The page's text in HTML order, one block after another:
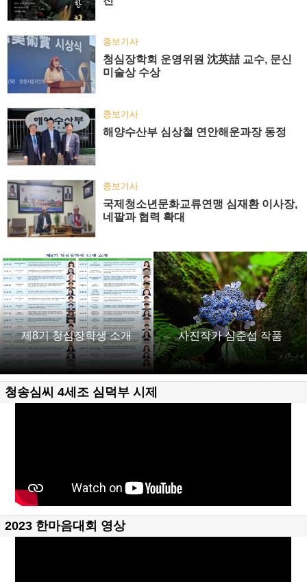
종보기사
청심장학회 운영위원 沈英喆 교수, 문신
미술상 수상
종보기사
해양수산부 심상철 연안해운과장 동정
종보기사
국제청소년문화교류연맹 심재환 이사장,
네팔과 협력 확대
제8기 청심장학생 소개 사진작가 심준섭 작품
청송심씨 4세조 심덕부 시제
2023 한마음대회 영상